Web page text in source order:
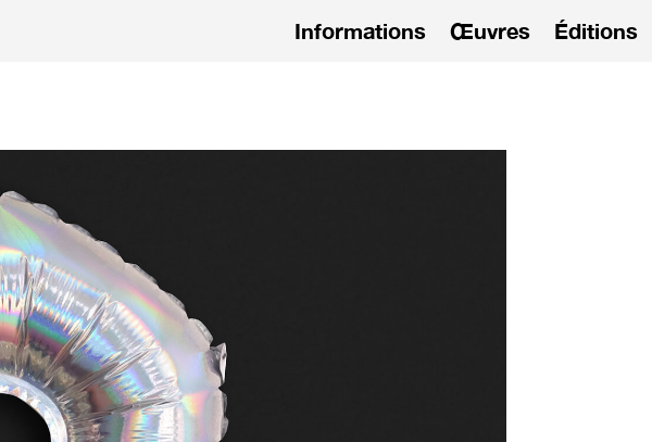
Informations Œuvres Éditions